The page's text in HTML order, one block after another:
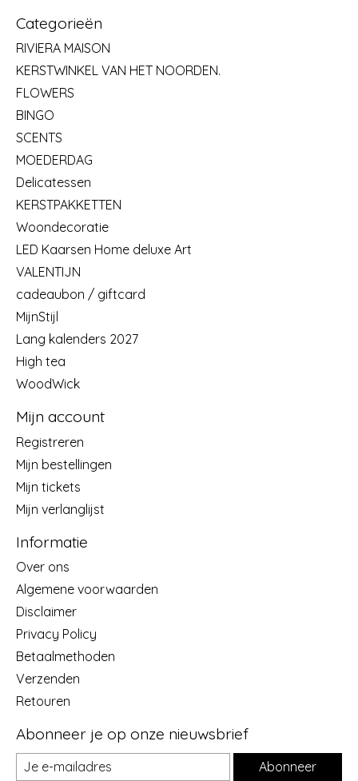
Categorieën
RIVIERA MAISON
KERSTWINKEL VAN HET NOORDEN.
FLOWERS
BINGO
SCENTS
MOEDERDAG
Delicatessen
KERSTPAKKETTEN
Woondecoratie
LED Kaarsen Home deluxe Art
VALENTIJN
cadeaubon / giftcard
MijnStijl
Lang kalenders 2027
High tea
WoodWick
Mijn account
Registreren
Mijn bestellingen
Mijn tickets
Mijn verlanglijst
Informatie
Over ons
Algemene voorwaarden
Disclaimer
Privacy Policy
Betaalmethoden
Verzenden
Retouren
Abonneer je op onze nieuwsbrief
Abonneer